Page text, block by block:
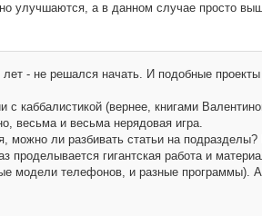
улучшаются, а в данном случае просто
- не решался начать. И подобные проекты
каббалистикой (вернее, книгами
весьма и весьма нерядовая игра.
можно ли разбивать статьи на
гигантская работа и
модели телефонов, и разные программы).